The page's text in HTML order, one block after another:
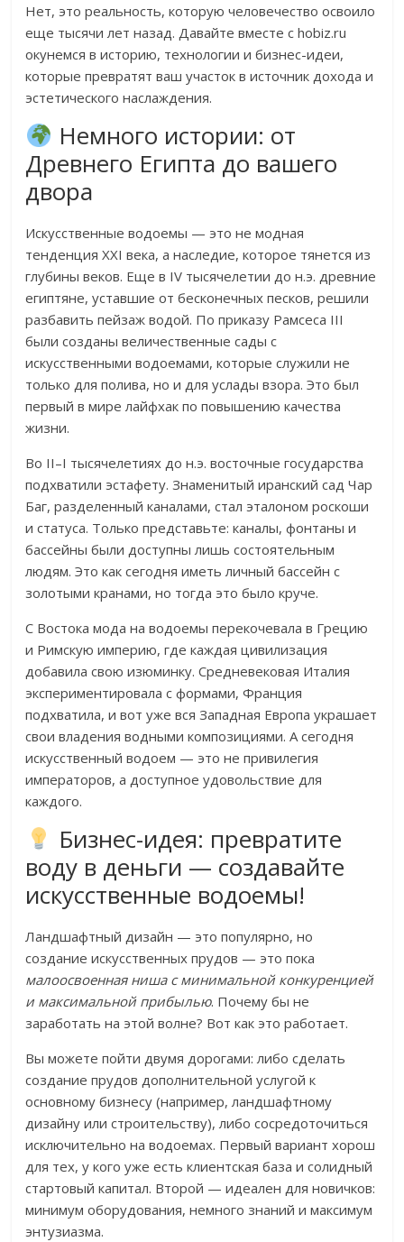
Нет, это реальность, которую человечество освоило
еще тысячи лет назад. Давайте вместе с hobiz.ru
окунемся в историю, технологии и бизнес-идеи,
которые превратят ваш участок в источник дохода и
эстетического наслаждения.
Немного истории: от
Древнего Египта до вашего
двора
Искусственные водоемы — это не модная
тенденция XXI века, а наследие, которое тянется из
глубины веков. Еще в IV тысячелетии до н.э. древние
египтяне, уставшие от бесконечных песков, решили
разбавить пейзаж водой. По приказу Рамсеса III
были созданы величественные сады с
искусственными водоемами, которые служили не
только для полива, но и для услады взора. Это был
первый в мире лайфхак по повышению качества
жизни.
Во II–I тысячелетиях до н.э. восточные государства
подхватили эстафету. Знаменитый иранский сад Чар
Баг, разделенный каналами, стал эталоном роскоши
и статуса. Только представьте: каналы, фонтаны и
бассейны были доступны лишь состоятельным
людям. Это как сегодня иметь личный бассейн с
золотыми кранами, но тогда это было круче.
С Востока мода на водоемы перекочевала в Грецию
и Римскую империю, где каждая цивилизация
добавила свою изюминку. Средневековая Италия
экспериментировала с формами, Франция
подхватила, и вот уже вся Западная Европа украшает
свои владения водными композициями. А сегодня
искусственный водоем — это не привилегия
императоров, а доступное удовольствие для
каждого.
Бизнес-идея: превратите
воду в деньги — создавайте
искусственные водоемы!
Ландшафтный дизайн — это популярно, но
создание искусственных прудов — это пока
малоосвоенная ниша с минимальной конкуренцией
и максимальной прибылью. Почему бы не
заработать на этой волне? Вот как это работает.
Вы можете пойти двумя дорогами: либо сделать
создание прудов дополнительной услугой к
основному бизнесу (например, ландшафтному
дизайну или строительству), либо сосредоточиться
исключительно на водоемах. Первый вариант хорош
для тех, у кого уже есть клиентская база и солидный
стартовый капитал. Второй — идеален для новичков:
минимум оборудования, немного знаний и максимум
энтузиазма.